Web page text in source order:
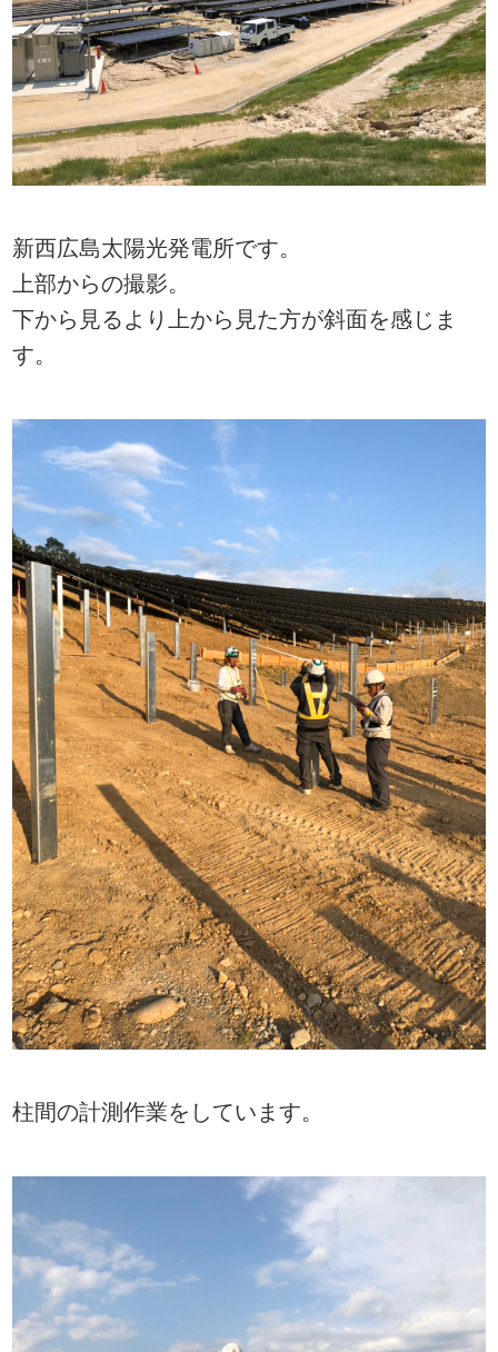
新西広島太陽光発電所です。
上部からの撮影。
下から見るより上から見た方が斜面を感じま
す。
柱間の計測作業をしています。